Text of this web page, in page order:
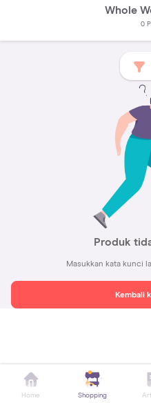
Whole
0
Produk
Masukkan kata kunci
Kembali
Home Shopping